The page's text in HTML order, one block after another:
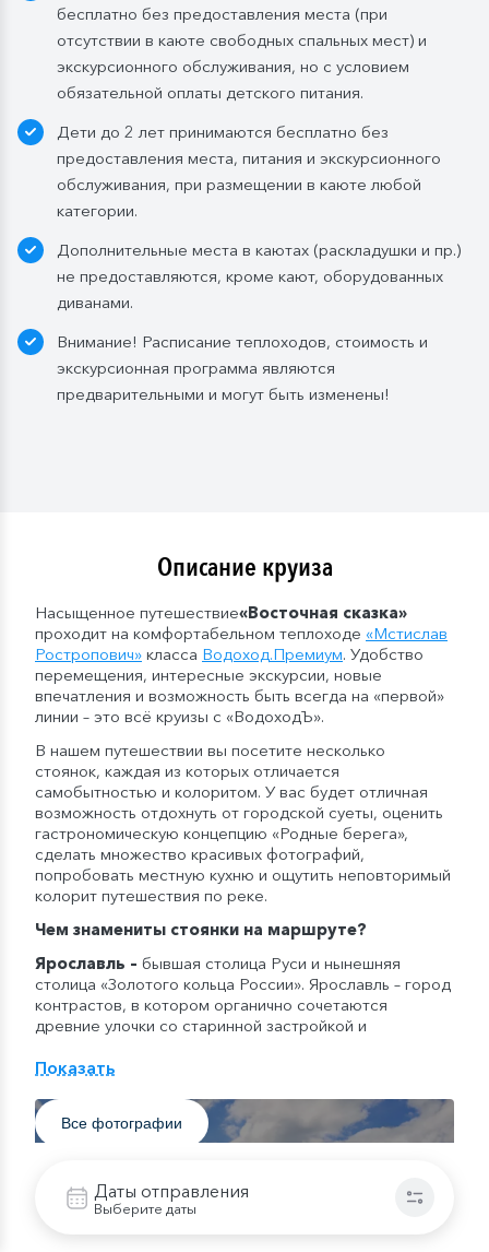
Даты отправления
Выберите даты
бесплатно без предоставления места (при
отсутствии в каюте свободных спальных мест) и
экскурсионного обслуживания, но с условием
обязательной оплаты детского питания.
Дети до 2 лет принимаются бесплатно без
предоставления места, питания и экскурсионного
обслуживания, при размещении в каюте любой
категории.
Дополнительные места в каютах (раскладушки и пр.)
не предоставляются, кроме кают, оборудованных
диванами.
Внимание! Расписание теплоходов, стоимость и
экскурсионная программа являются
предварительными и могут быть изменены!
Описание круиза
Насыщенное путешествие«Восточная сказка»
проходит на комфортабельном теплоходе «Мстислав
Ростропович» класса Водоход.Премиум. Удобство
перемещения, интересные экскурсии, новые
впечатления и возможность быть всегда на «первой»
линии – это всё круизы с «ВодоходЪ».
В нашем путешествии вы посетите несколько
стоянок, каждая из которых отличается
самобытностью и колоритом. У вас будет отличная
возможность отдохнуть от городской суеты, оценить
гастрономическую концепцию «Родные берега»,
сделать множество красивых фотографий,
попробовать местную кухню и ощутить неповторимый
колорит путешествия по реке.
Чем знамениты стоянки на маршруте?
Ярославль – бывшая столица Руси и нынешняя
столица «Золотого кольца России». Ярославль – город
контрастов, в котором органично сочетаются
древние улочки со старинной застройкой и
Спасо-Преображенский монастырь, Художественный
Плёс – живописный город Плёс, известный своим
очарованием и яркими красками природы. Несмотря
теплоходы с русской интеллигенцией. Сегодня город
знаменит по картинам живописца И.И. Левитана,
Показать
Все фотографии